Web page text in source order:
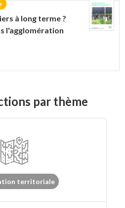
à long terme ?
l'agglomération
par thème
territoriale